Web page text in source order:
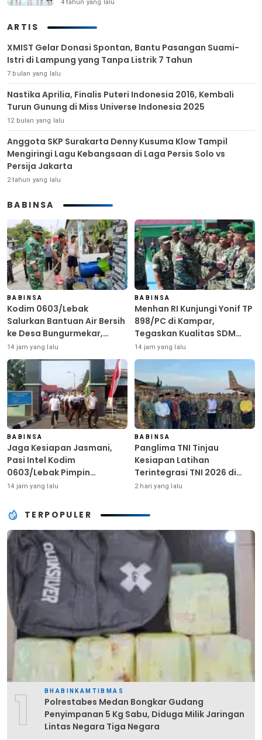
4 tahun yang lalu
ARTIS
XMIST Gelar Donasi Spontan, Bantu Pasangan Suami-
Istri di Lampung yang Tanpa Listrik 7 Tahun
7 bulan yang lalu
Nastika Aprilia, Finalis Puteri Indonesia 2016, Kembali
Turun Gunung di Miss Universe Indonesia 2025
12 bulan yang lalu
Anggota SKP Surakarta Denny Kusuma Klow Tampil
Mengiringi Lagu Kebangsaan di Laga Persis Solo vs
Persija Jakarta
2 tahun yang lalu
BABINSA
BABINSA
Kodim 0603/Lebak
Salurkan Bantuan Air Bersih
ke Desa Bungurmekar,
Ringankan Beban Warga
Terdampak Kemarau
14 jam yang lalu
BABINSA
Menhan RI Kunjungi Yonif TP
898/PC di Kampar,
Tegaskan Kualitas SDM
Kunci Kekuatan TNI
14 jam yang lalu
BABINSA
Jaga Kesiapan Jasmani,
Pasi Intel Kodim
0603/Lebak Pimpin
Pembinaan Fisik Rutin
14 jam yang lalu
BABINSA
Panglima TNI Tinjau
Kesiapan Latihan
Terintegrasi TNI 2026 di
Dabo Singkep
2 hari yang lalu
TERPOPULER
1 BHABINKAMTIBMAS
Polrestabes Medan Bongkar Gudang
Penyimpanan 5 Kg Sabu, Diduga Milik Jaringan
Lintas Negara Tiga Negara